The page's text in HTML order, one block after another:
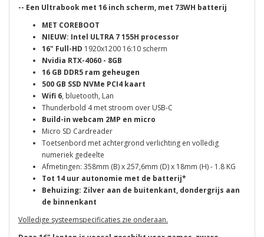
-- Een Ultrabook met 16 inch scherm, met 73WH batterij
MET COREBOOT
NIEUW: Intel ULTRA 7 155H processor
16" Full-HD 1920x1200 16:10 scherm
Nvidia RTX-4060 - 8GB
16 GB DDR5 ram geheugen
500 GB SSD NVMe PCI4 kaart
Wifi 6, bluetooth, Lan
Thunderbold 4 met stroom over USB-C
Build-in webcam 2MP en micro
Micro SD Cardreader
Toetsenbord met achtergrond verlichting en volledig
numeriek gedeelte
Afmetingen: 358mm (B) x 257,6mm (D) x 18mm (H) - 1.8 KG
Tot 14 uur autonomie met de batterij*
Behuizing: Zilver aan de buitenkant, dondergrijs aan
de binnenkant
Volledige systeemspecificaties zie onderaan.